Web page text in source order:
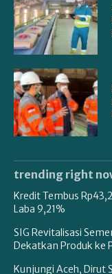
trending right
Kredit Tembus
Laba 9,21%
SIG Revitalisasi
Dekatkan Produk ke
Kunjungi Aceh, Dirut